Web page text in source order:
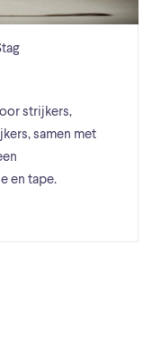
strijkers,
samen met
en tape.